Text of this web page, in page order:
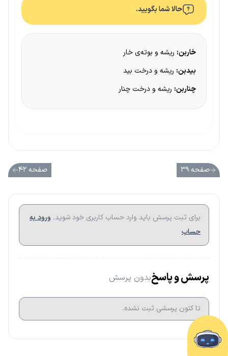
حالا شما بگویید.
خاربن: ریشه و بوته‌ی خار
بیدبن: ریشه و درخت بید
چناربن: ریشه و درخت چنار
صفحه ۳۹ صفحه ۴۲
برای ثبت پرسش باید وارد حساب کاربری خود شوید. ورود به
حساب
پرسش و پاسخبدون پرسش
تا کتون پرسشی ثبت نشده.